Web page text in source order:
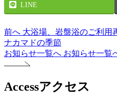
LINE
前へ 大浴場、岩盤浴のご利
ナカマドの季節
お知らせ一覧へ お知らせ一覧
Accessアクセス